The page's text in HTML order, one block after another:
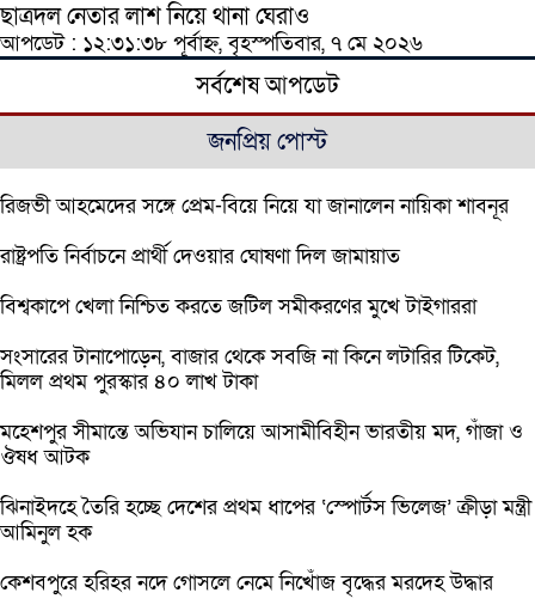
ছাত্রদল নেতার লাশ নিয়ে থানা ঘেরাও
আপডেট : ১২:৩১:৩৮ পূর্বাহ্ন, বৃহস্পতিবার, ৭ মে ২০২৬
সর্বশেষ আপডেট
জনপ্রিয় পোস্ট
রিজভী আহমেদের সঙ্গে প্রেম-বিয়ে নিয়ে যা জানালেন নায়িকা শাবনূর
রাষ্ট্রপতি নির্বাচনে প্রার্থী দেওয়ার ঘোষণা দিল জামায়াত
বিশ্বকাপে খেলা নিশ্চিত করতে জটিল সমীকরণের মুখে টাইগাররা
সংসারের টানাপোড়েন, বাজার থেকে সবজি না কিনে লটারির টিকেট,
মিলল প্রথম পুরস্কার ৪০ লাখ টাকা
মহেশপুর সীমান্তে অভিযান চালিয়ে আসামীবিহীন ভারতীয় মদ, গাঁজা ও
ঔষধ আটক
ঝিনাইদহে তৈরি হচ্ছে দেশের প্রথম ধাপের ‘স্পোর্টস ভিলেজ’ ক্রীড়া মন্ত্রী
আমিনুল হক
কেশবপুরে হরিহর নদে গোসলে নেমে নিখোঁজ বৃদ্ধের মরদেহ উদ্ধার